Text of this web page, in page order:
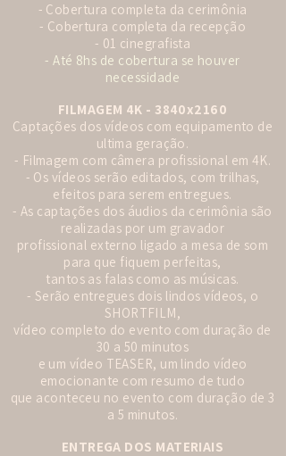
- Cobertura completa da cerimônia
- Cobertura completa da recepção
- 01 cinegrafista
- Até 8hs de cobertura se houver
necessidade
FILMAGEM 4K - 3840x2160
Captações dos vídeos com equipamento de
ultima geração.
- Filmagem com câmera profissional em 4K.
- Os vídeos serão editados, com trilhas,
efeitos para serem entregues.
- As captações dos áudios da cerimônia são
realizadas por um gravador
profissional externo ligado a mesa de som
para que fiquem perfeitas,
tantos as falas como as músicas.
- Serão entregues dois lindos vídeos, o
SHORTFILM,
vídeo completo do evento com duração de
30 a 50 minutos
e um vídeo TEASER, um lindo vídeo
emocionante com resumo de tudo
que aconteceu no evento com duração de 3
a 5 minutos.
ENTREGA DOS MATERIAIS